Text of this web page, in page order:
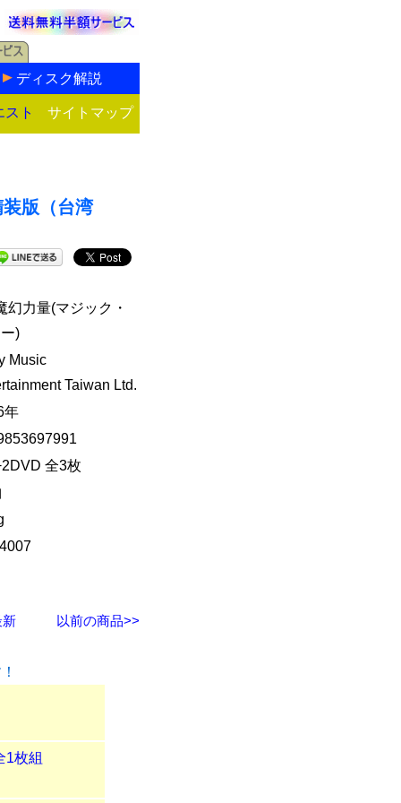
ディスク解説
スト サイトマップ
版（台湾
幻力量(マジック・
)
Music
Taiwan Ltd.
年
全3枚
以前の商品>>
新
1枚組